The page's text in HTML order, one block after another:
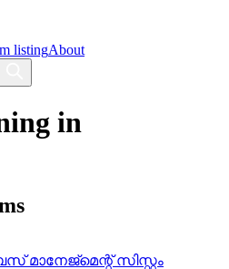
listingAbout
in
മാനേജ്‌മെന്റ്‌ സിസ്റ്റം